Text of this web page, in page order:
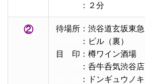
：２分
②
待場所：渋谷道玄坂東急
：ビル（裏）
目 印：樽ワイン酒場
：呑牛呑気渋谷店
：ドンギュウノキ